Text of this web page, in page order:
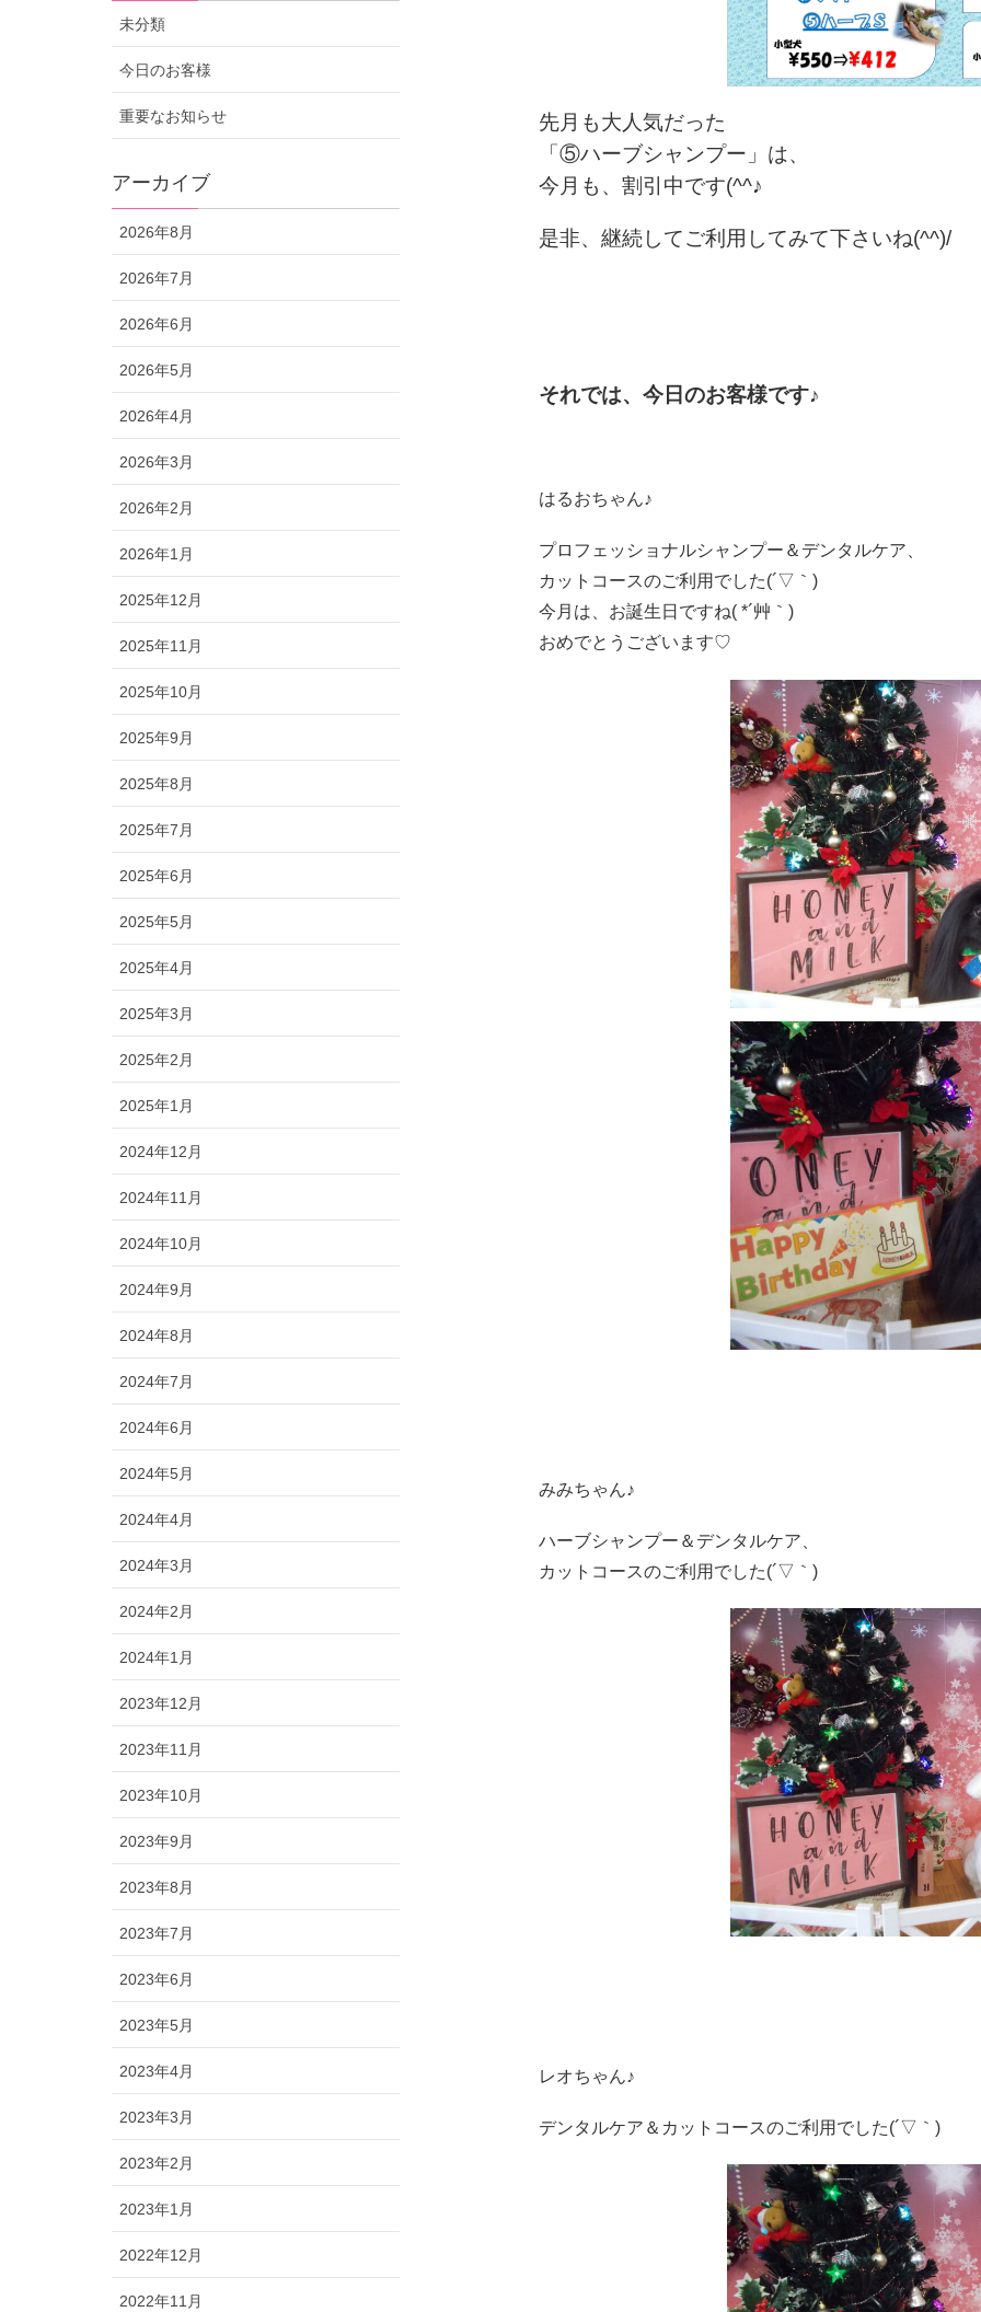
先月も大人気だった
「⑤ハーブシャンプー」は、
今月も、割引中です(^^♪
是非、継続してご利用してみて下さいね(^^)/
それでは、今日のお客様です♪
はるおちゃん♪
プロフェッショナルシャンプー＆デンタルケア、
カットコースのご利用でした(´▽｀)
今月は、お誕生日ですね( *´艸｀)
おめでとうございます♡
みみちゃん♪
ハーブシャンプー＆デンタルケア、
カットコースのご利用でした(´▽｀)
レオちゃん♪
デンタルケア＆カットコースのご利用でした(´▽｀)
未分類
今日のお客様
重要なお知らせ
アーカイブ
2026年8月
2026年7月
2026年6月
2026年5月
2026年4月
2026年3月
2026年2月
2026年1月
2025年12月
2025年11月
2025年10月
2025年9月
2025年8月
2025年7月
2025年6月
2025年5月
2025年4月
2025年3月
2025年2月
2025年1月
2024年12月
2024年11月
2024年10月
2024年9月
2024年8月
2024年7月
2024年6月
2024年5月
2024年4月
2024年3月
2024年2月
2024年1月
2023年12月
2023年11月
2023年10月
2023年9月
2023年8月
2023年7月
2023年6月
2023年5月
2023年4月
2023年3月
2023年2月
2023年1月
2022年12月
2022年11月